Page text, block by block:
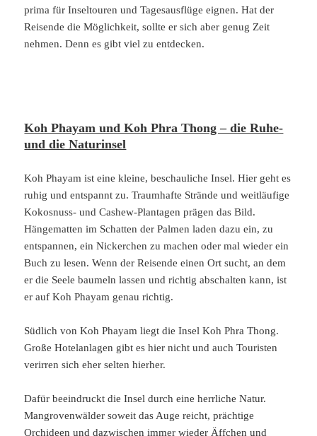
prima für Inseltouren und Tagesausflüge eignen. Hat der
Reisende die Möglichkeit, sollte er sich aber genug Zeit
nehmen. Denn es gibt viel zu entdecken.
Koh Phayam und Koh Phra Thong – die Ruhe-
und die Naturinsel
Koh Phayam ist eine kleine, beschauliche Insel. Hier geht es
ruhig und entspannt zu. Traumhafte Strände und weitläufige
Kokosnuss- und Cashew-Plantagen prägen das Bild.
Hängematten im Schatten der Palmen laden dazu ein, zu
entspannen, ein Nickerchen zu machen oder mal wieder ein
Buch zu lesen. Wenn der Reisende einen Ort sucht, an dem
er die Seele baumeln lassen und richtig abschalten kann, ist
er auf Koh Phayam genau richtig.
Südlich von Koh Phayam liegt die Insel Koh Phra Thong.
Große Hotelanlagen gibt es hier nicht und auch Touristen
verirren sich eher selten hierher.
Dafür beeindruckt die Insel durch eine herrliche Natur.
Mangrovenwälder soweit das Auge reicht, prächtige
Orchideen und dazwischen immer wieder Äffchen und